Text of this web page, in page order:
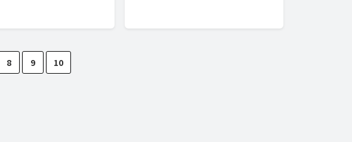
8 9 10